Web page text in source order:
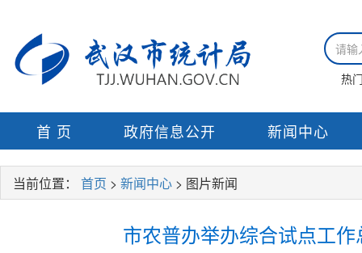
热
首 页 政府信息公开 新闻中心
当前位置： 首页 > 新闻中心 > 图片新闻
市农普办举办综合试点工